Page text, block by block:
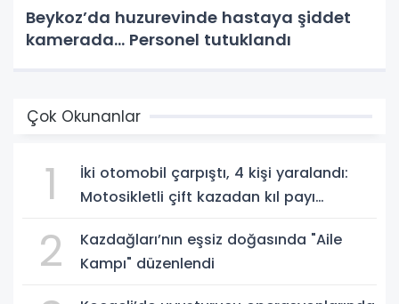
Beykoz’da huzurevinde hastaya şiddet
kamerada... Personel tutuklandı
Çok Okunanlar
1
İki otomobil çarpıştı, 4 kişi yaralandı:
Motosikletli çift kazadan kıl payı
2
Kazdağları’nın eşsiz doğasında "Aile
Kampı" düzenlendi